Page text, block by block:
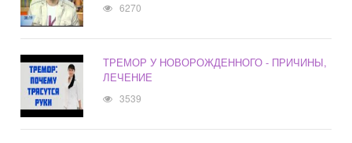
6270
ТРЕМОР У НОВОРОЖДЕННОГО - ПРИЧИНЫ,
ЛЕЧЕНИЕ
3539